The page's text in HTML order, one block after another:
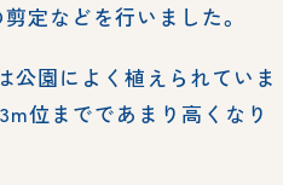
定などを行いました。
公園によく植えられていま
位までであまり高くなり